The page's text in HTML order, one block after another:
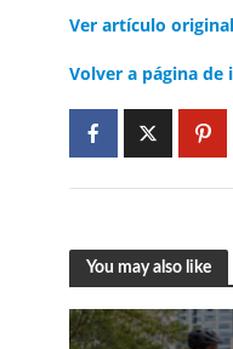
Ver artículo original
Volver a página de
You may also like